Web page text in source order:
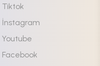
Tiktok
İnstagram
Youtube
Facebook